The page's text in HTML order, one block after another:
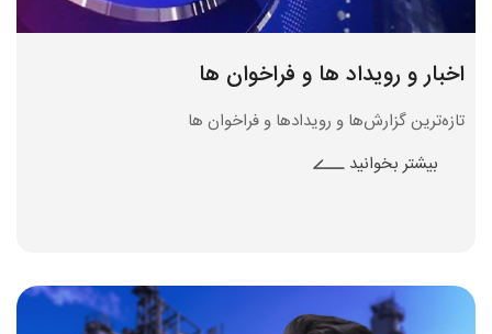
اخبار و رویداد ها و فراخوان ها
تازه‌ترین گزارش‌ها و رویدادها و فراخوان ها
بیشتر بخوانید